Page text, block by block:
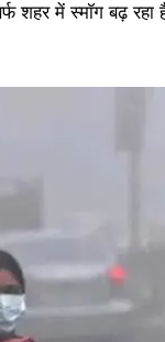
में स्मॉग बढ़ रहा